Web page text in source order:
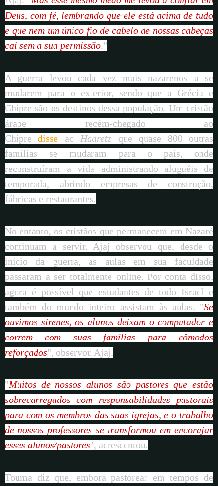
Deus, com fé, lembrando que ele está acima de tudo
e que nem um único fio de cabelo de nossas cabeças
cai sem a sua permissão."
A guerra levou cada vez mais nazarenos a se
mudarem para o exterior, sendo que a Grécia e
Chipre são os destinos dessa população. Um cristão
árabe recém-chegado ao
Chipredisse aoHaaretz que quase 800 outras
famílias se mudaram para o país, onde
reconstruíram a vida administrando aluguéis de
temporada, abrindo empresas de construção,
fábricas e restaurantes.
No entanto, os cristãos que permanecem em Nazaré
continuam a servir. Ajaj observou que, desde o
início da guerra, as aulas em sua faculdade
passaram a ser totalmente online. Por conta disso,
agora é possível que estudantes de todo Israel e
também do mundo inteiro assistam às aulas. "Se
ouvimos sirenes, os alunos deixam o computador e
correm com suas famílias para cômodos
reforçados", observou Ajaj.
"Muitos de nossos alunos são pastores que estão
sobrecarregados com responsabilidades pastorais
para com os membros das suas igrejas, e o trabalho
de nossos professores se transformou em encorajar
esses alunos/pastores", acrescentou.
Touma diz que, embora pastorear em tempos de